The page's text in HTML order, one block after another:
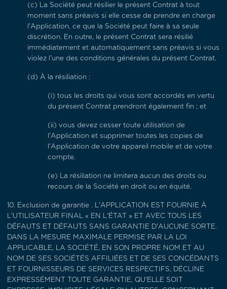
(c) La Société peut résilier le présent Contrat à tout
moment sans préavis si elle cesse de prendre en charge
l'Application, ce que la Société peut faire à sa seule
discrétion. En outre, le présent Contrat sera résilié
immédiatement et automatiquement sans préavis si vous
violez l'une des conditions générales du présent Contrat.
(d) À la résiliation :
(i) tous les droits qui vous sont accordés en vertu
du présent Contrat prendront également fin ; et
(ii) vous devez cesser toute utilisation de
l'Application et supprimer toutes les copies de
l'Application de votre appareil mobile et de votre
compte.
(e) La résiliation ne limitera aucun des droits ou
recours de la Société en droit ou en équité.
10. Exclusion de garantie . L'APPLICATION EST FOURNIE À
L'UTILISATEUR FINAL « EN L'ÉTAT » ET AVEC TOUS LES
DÉFAUTS ET DÉFAUTS SANS GARANTIE D'AUCUNE SORTE.
DANS LA MESURE MAXIMALE PERMISE PAR LA LOI
APPLICABLE, LA SOCIÉTÉ, EN SON PROPRE NOM ET AU
NOM DE SES SOCIÉTÉS AFFILIÉES ET DE SES CONCÉDANTS
ET FOURNISSEURS DE SERVICES RESPECTIFS, DÉCLINE
EXPRESSÉMENT TOUTE GARANTIE, QU'ELLE SOIT